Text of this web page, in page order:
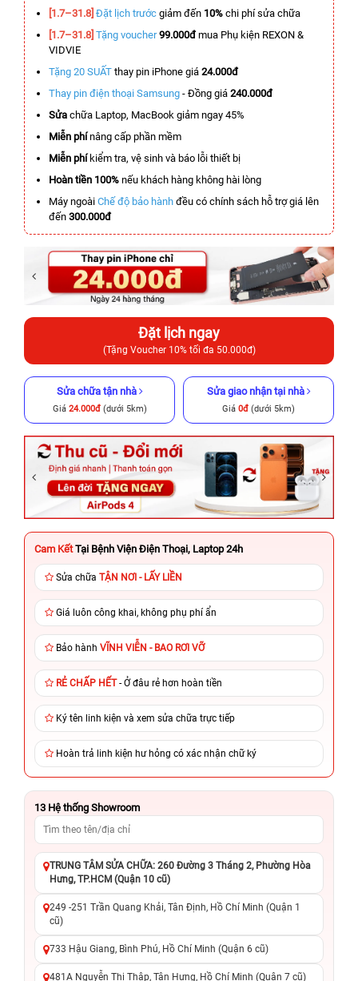
[1.7–31.8] Đặt lịch trước giảm đến 10% chi phí sửa chữa
[1.7–31.8] Tặng voucher 99.000đmua Phụ kiện REXON &
VIDVIE
Tặng 20 SUẤT thay pin iPhone giá 24.000đ
Thay pin điện thoại Samsung - Đồng giá 240.000đ
Sửa chữa Laptop, MacBook giảm ngay 45%
Miễn phínâng cấp phần mềm
Miễn phíkiểm tra, vệ sinh và báo lỗi thiết bị
Hoàn tiền 100% nếu khách hàng không hài lòng
Máy ngoài Chế độ bảo hành đều có chính sách hỗ trợ giá lên
đến 300.000đ
Đặt lịch ngay
(Tặng Voucher 10% tối đa 50.000đ)
Sửa chữa tận nhà
Giá 24.000đ(dưới 5km)
Sửa giao nhận tại nhà
Giá 0đ (dưới 5km)
Cam Kết Tại Bệnh Viện Điện Thoại, Laptop 24h
Sửa chữa TẬN NƠI - LẤY LIỀN
Giá luôn công khai, không phụ phí ẩn
Bảo hành VĨNH VIỄN - BAO RƠI VỠ
RẺ CHẤP HẾT- Ở đâu rẻ hơn hoàn tiền
Ký tên linh kiện và xem sửa chữa trực tiếp
Hoàn trả linh kiện hư hỏng có xác nhận chữ ký
13 Hệ thống Showroom
TRUNG TÂM SỬA CHỮA: 260 Đường 3 Tháng 2, Phường Hòa
Hưng, TP.HCM (Quận 10 cũ)
249 -251 Trần Quang Khải, Tân Định, Hồ Chí Minh (Quận 1
cũ)
733 Hậu Giang, Bình Phú, Hồ Chí Minh (Quận 6 cũ)
481A Nguyễn Thị Thập, Tân Hưng, Hồ Chí Minh (Quận 7 cũ)